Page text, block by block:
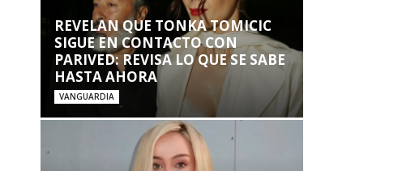
REVELAN QUE TONKA TOMICIC
SIGUE EN CONTACTO CON
PARIVED: REVISA LO QUE SE SABE
HASTA AHORA
VANGUARDIA